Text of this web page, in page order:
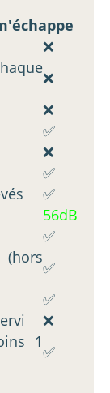
❌
❌
❌
✅
❌
✅
✅
56dB
✅
✅
✅
❌
1
✅